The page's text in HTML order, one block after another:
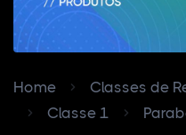
Home
Classes de
Classe 1